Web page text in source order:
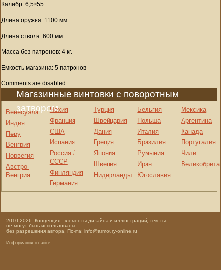
Калибр: 6,5×55
Длина оружия: 1100 мм
Длина ствола: 600 мм
Масса без патронов: 4 кг.
Емкость магазина: 5 патронов
Comments are disabled
Магазинные винтовки с поворотным
затвором
Венесуэла
Индия
Перу
Венгрия
Норвегия
Австро-
Венгрия
Чехия
Франция
США
Испания
Россия /
СССР
Финляндия
Германия
Турция
Швейцария
Дания
Греция
Япония
Швеция
Нидерланды
Бельгия
Польша
Италия
Бразилия
Румыния
Иран
Югославия
Мексика
Аргентина
Канада
Португалия
Чили
2010-2026. Концепция, элементы дизайна и иллюстраций, тексты
не могут быть использованы
без разрешения автора. Почта: info@armoury-online.ru
Информация о сайте